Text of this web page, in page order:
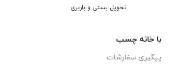
تحویل پستی و باربری
با خانه چسب
پیگیری سفارشات